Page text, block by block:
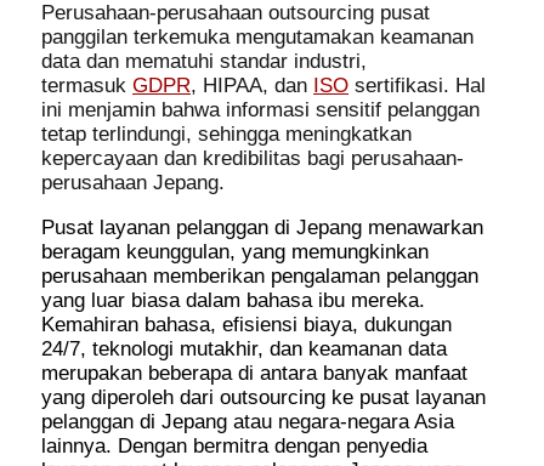
Perusahaan-perusahaan outsourcing pusat
panggilan terkemuka mengutamakan keamanan
data dan mematuhi standar industri,
termasukGDPR, HIPAA, dan ISO sertifikasi. Hal
ini menjamin bahwa informasi sensitif pelanggan
tetap terlindungi, sehingga meningkatkan
kepercayaan dan kredibilitas bagi perusahaan-
perusahaan Jepang.
Pusat layanan pelanggan di Jepang menawarkan
beragam keunggulan, yang memungkinkan
perusahaan memberikan pengalaman pelanggan
yang luar biasa dalam bahasa ibu mereka.
Kemahiran bahasa, efisiensi biaya, dukungan
24/7, teknologi mutakhir, dan keamanan data
merupakan beberapa di antara banyak manfaat
yang diperoleh dari outsourcing ke pusat layanan
pelanggan di Jepang atau negara-negara Asia
lainnya. Dengan bermitra dengan penyedia